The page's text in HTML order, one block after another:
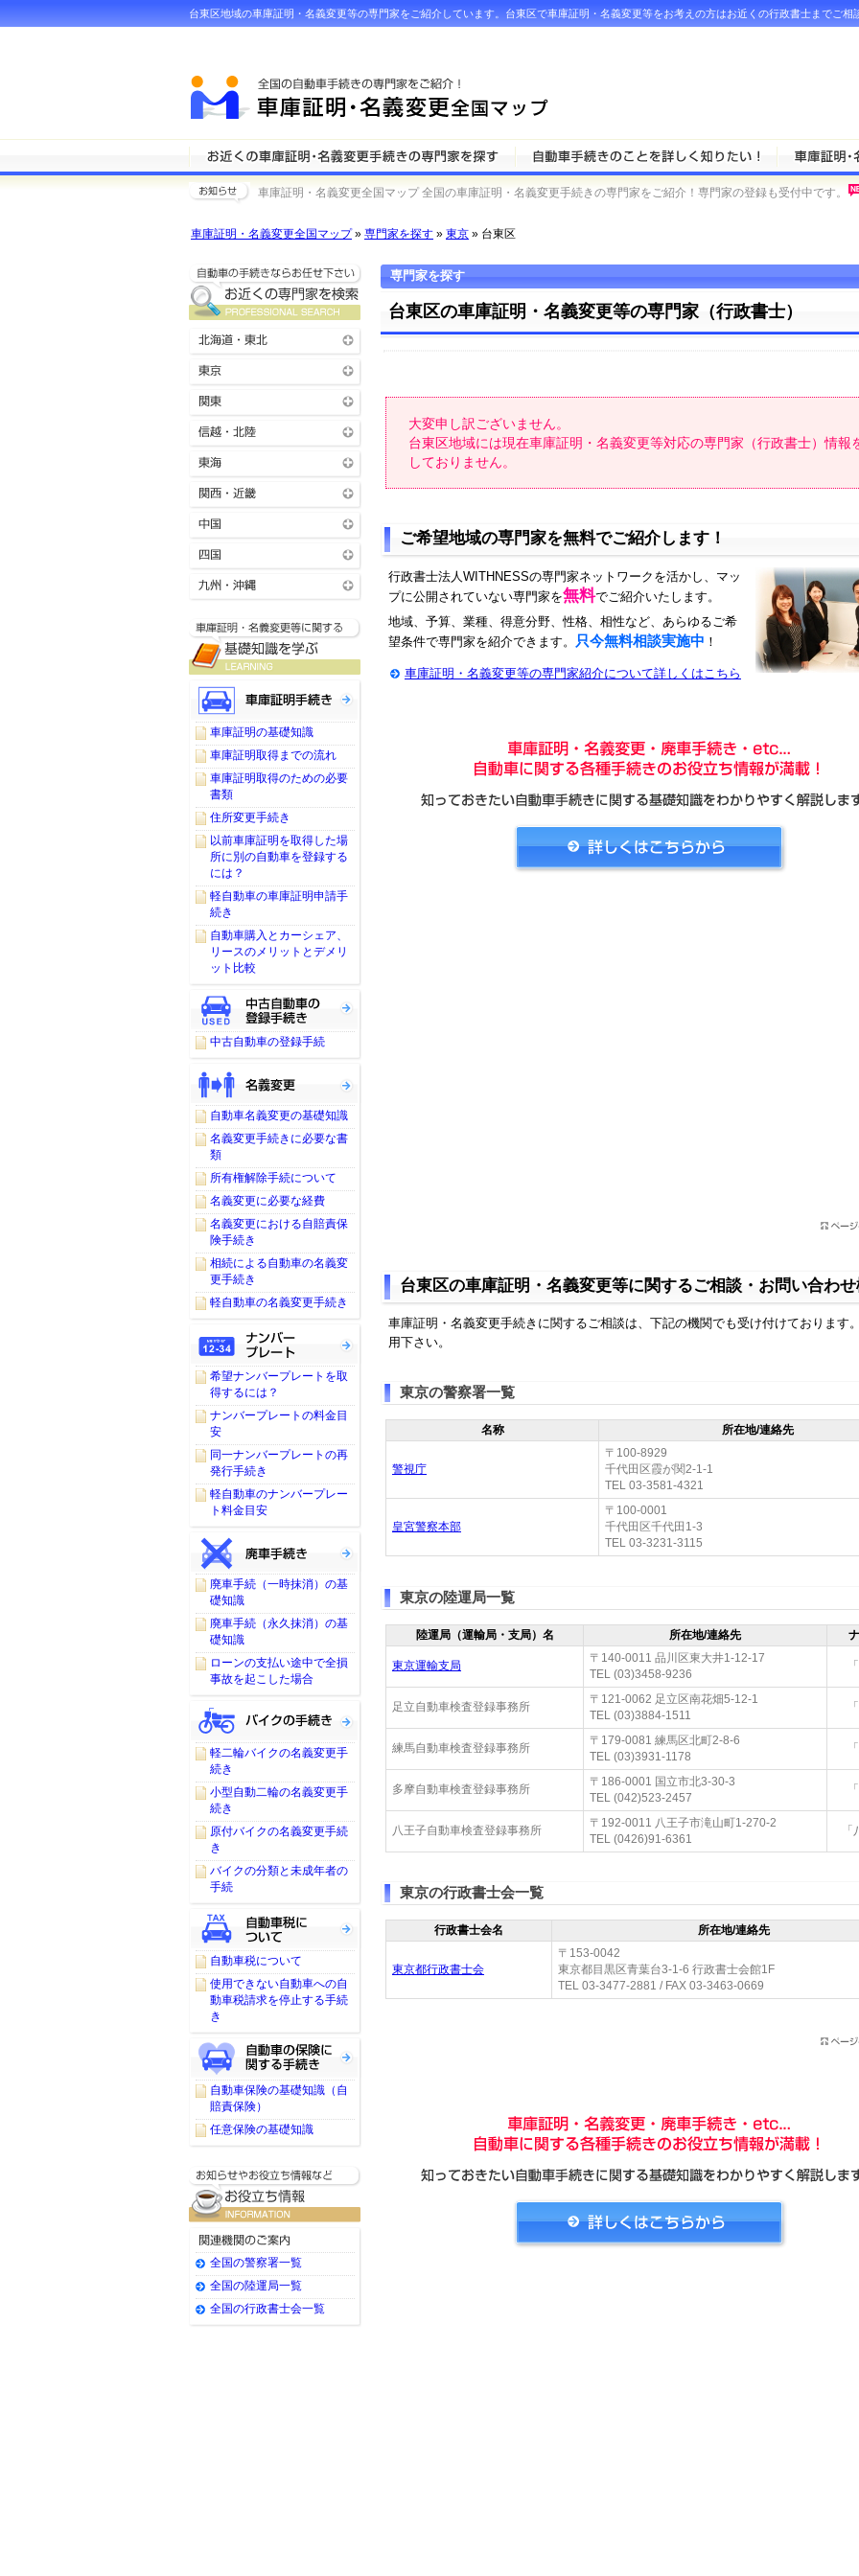
台東区地域の車庫証明・名義変更等の専門家をご紹介しています。台東区で車庫証明・名義変更等をお考えの方はお近くの行政書士までご相
車庫証明・名義変更全国マップ» 専門家を探す » 東京 » 台東区
専門家を探す
台東区の車庫証明・名義変更等の専門家（行政書士）
大変申し訳ございません。
台東区地域には現在車庫証明・名義変更等対応の専門家（行政書士）情報
しておりません。
ご希望地域の専門家を無料でご紹介します！
行政書士法人WITHNESSの専門家ネットワークを活かし、マッ
プに公開されていない専門家を無料でご紹介いたします。
地域、予算、業種、得意分野、性格、相性など、あらゆるご希
望条件で専門家を紹介できます。
只今無料相談実施中 ！
車庫証明・名義変更等の専門家紹介について詳しくはこちら
台東区の車庫証明・名義変更等に関するご相談・お問い合わ
車庫証明・名義変更手続きに関するご相談は、下記の機関でも受け付けております
用下さい。
東京の警察署一覧
名称 所在地/連絡先
警視庁
〒100-8929
千代田区霞が関2-1-1
TEL 03-3581-4321
皇宮警察本部
〒100-0001
千代田区千代田1-3
TEL 03-3231-3115
東京の陸運局一覧
陸運局（運輸局・支局）名 所在地/連絡先
東京運輸支局
〒140-0011 品川区東大井1-12-17
TEL (03)3458-9236
足立自動車検査登録事務所
〒121-0062 足立区南花畑5-12-1
TEL (03)3884-1511
練馬自動車検査登録事務所
〒179-0081 練馬区北町2-8-6
TEL (03)3931-1178
多摩自動車検査登録事務所
〒186-0001 国立市北3-30-3
TEL (042)523-2457
八王子自動車検査登録事務所
〒192-0011 八王子市滝山町1-270-2
TEL (0426)91-6361
東京の行政書士会一覧
行政書士会名 所在地/連絡先
東京都行政書士会
〒153-0042
東京都目黒区青葉台3-1-6 行政書士会館1F
TEL 03-3477-2881 / FAX 03-3463-0669
車庫証明の基礎知識
車庫証明取得までの流れ
車庫証明取得のための必要
書類
住所変更手続き
以前車庫証明を取得した場
所に別の自動車を登録する
には？
軽自動車の車庫証明申請手
続き
自動車購入とカーシェア、
リースのメリットとデメリ
ット比較
中古自動車の登録手続
自動車名義変更の基礎知識
名義変更手続きに必要な書
類
所有権解除手続について
名義変更に必要な経費
名義変更における自賠責保
険手続き
相続による自動車の名義変
更手続き
軽自動車の名義変更手続き
希望ナンバープレートを取
得するには？
ナンバープレートの料金目
安
同一ナンバープレートの再
発行手続き
軽自動車のナンバープレー
ト料金目安
廃車手続（一時抹消）の基
礎知識
廃車手続（永久抹消）の基
礎知識
ローンの支払い途中で全損
事故を起こした場合
軽二輪バイクの名義変更手
続き
小型自動二輪の名義変更手
続き
原付バイクの名義変更手続
き
バイクの分類と未成年者の
手続
自動車税について
使用できない自動車への自
動車税請求を停止する手続
き
自動車保険の基礎知識（自
賠責保険）
任意保険の基礎知識
全国の警察署一覧
全国の陸運局一覧
全国の行政書士会一覧
車庫証明・名義変更全国マップ 全国の車庫証明・名義変更手続きの専門家をご紹介！専門家の登録も受付中です。